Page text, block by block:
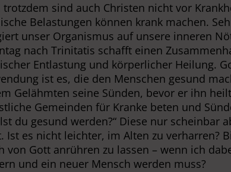
trotzdem sind auch Christen nicht vor
Belastungen können krank machen.
unser Organismus auf unsere inneren
nach Trinitatis schafft einen
Entlastung und körperlicher Heilung.
ist es, die den Menschen gesund
Gelähmten seine Sünden, bevor er ihn
Gemeinden für Kranke beten und
du gesund werden?“ Diese nur scheinbar
Ist es nicht leichter, im Alten zu verharren?
von Gott anrühren zu lassen – wenn ich
und ein neuer Mensch werden muss?